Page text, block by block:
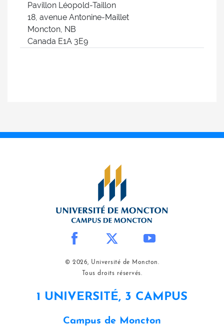
Pavillon Léopold-Taillon
18, avenue Antonine-Maillet
Moncton, NB
Canada E1A 3E9
© 2026, Université de Moncton.
Tous droits réservés.
1 UNIVERSITÉ, 3 CAMPUS
Campus de Moncton